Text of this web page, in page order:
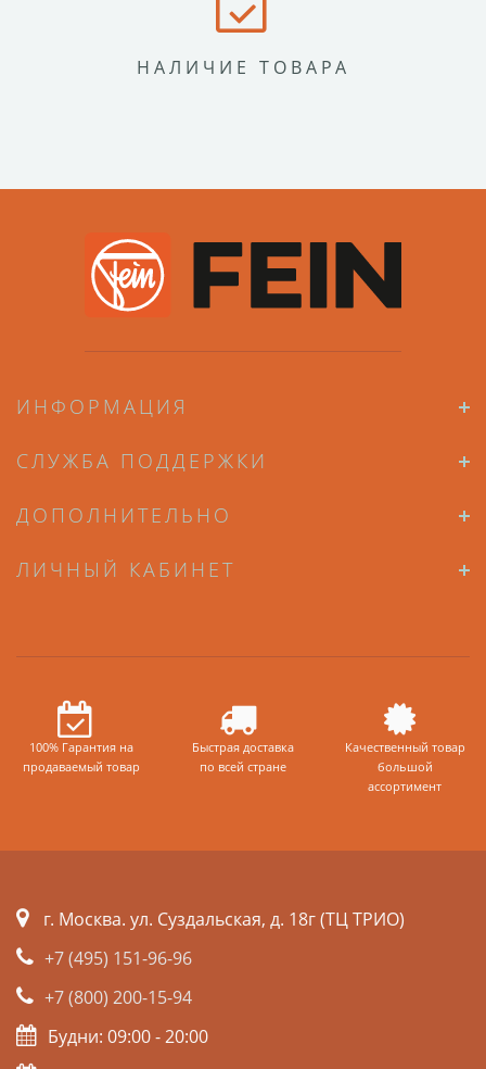
НАЛИЧИЕ ТОВАРА
ИНФОРМАЦИЯ
СЛУЖБА ПОДДЕРЖКИ
ДОПОЛНИТЕЛЬНО
ЛИЧНЫЙ КАБИНЕТ
100% Гарантия на
продаваемый товар
Быстрая доставка
по всей стране
Качественный товар
большой
ассортимент
г. Москва. ул. Суздальская, д. 18г (ТЦ ТРИО)
+7 (495) 151-96-96
+7 (800) 200-15-94
Будни: 09:00 - 20:00